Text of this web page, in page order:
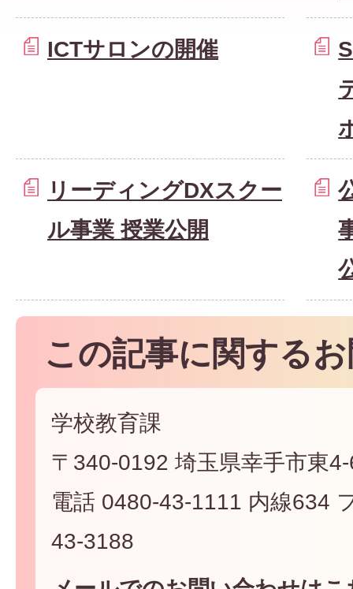
ICTサロンの開催
リーディングDXスクー
ル事業 授業公開
この記事に関する
学校教育課
〒340-0192 埼玉県幸手市東
電話 0480-43-1111 内線634
43-3188